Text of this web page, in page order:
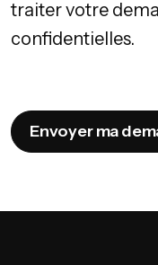
traiter votre
confidentielles.
Envoyer ma